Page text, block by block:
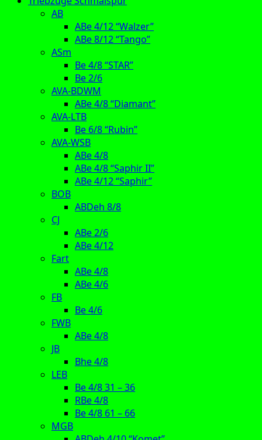
AB
ABe 4/12 “Walzer”
ABe 8/12 “Tango”
ASm
Be 4/8 “STAR”
Be 2/6
AVA-BDWM
ABe 4/8 “Diamant”
AVA-LTB
Be 6/8 “Rubin”
AVA-WSB
ABe 4/8
ABe 4/8 “Saphir II”
ABe 4/12 “Saphir”
BOB
ABDeh 8/8
CJ
ABe 2/6
ABe 4/12
Fart
ABe 4/8
ABe 4/6
FB
Be 4/6
FWB
ABe 4/8
JB
Bhe 4/8
LEB
Be 4/8 31 – 36
RBe 4/8
Be 4/8 61 – 66
MGB